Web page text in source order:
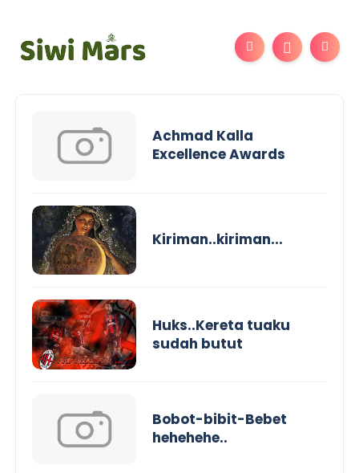
Achmad Kalla
Excellence Awards
Kiriman..kiriman...
Huks..Kereta tuaku
sudah butut
Bobot-bibit-Bebet
hehehehe..